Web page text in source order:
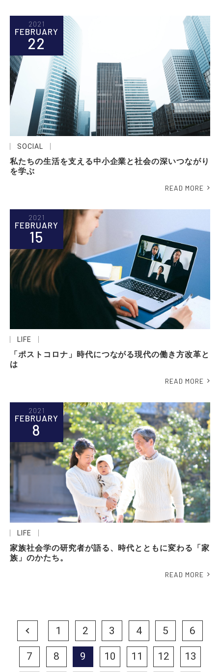
2021
FEBRUARY
22
SOCIAL
私たちの生活を支える中小企業と社会の深いつながり
を学ぶ
READ MORE
2021
FEBRUARY
15
LIFE
「ポストコロナ」時代につながる現代の働き方改革と
は
READ MORE
2021
FEBRUARY
8
LIFE
家族社会学の研究者が語る、時代とともに変わる「家
族」のかたち。
READ MORE
Prev 1 2 3 4 5 6
7 8 9 10 11 12 13